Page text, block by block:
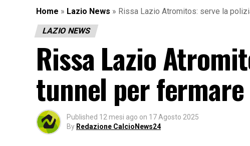
Home » Lazio News » Rissa Lazio Atromitos: serve la
LAZIO NEWS
Rissa Lazio
tunnel per
Published 12 mesi ago on 17 Agosto 2025
By Redazione CalcioNews24